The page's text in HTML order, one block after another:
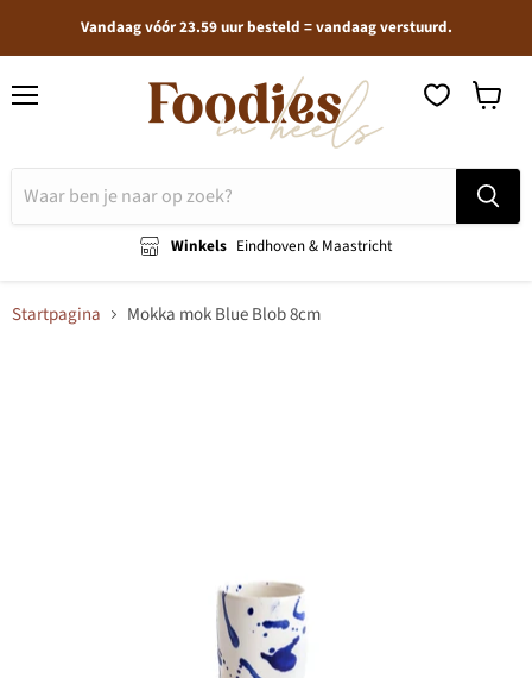
Vandaag vóór 23.59 uur besteld = vandaag verstuurd.
Winkels Eindhoven & Maastricht
Startpagina Mokka mok Blue Blob 8cm